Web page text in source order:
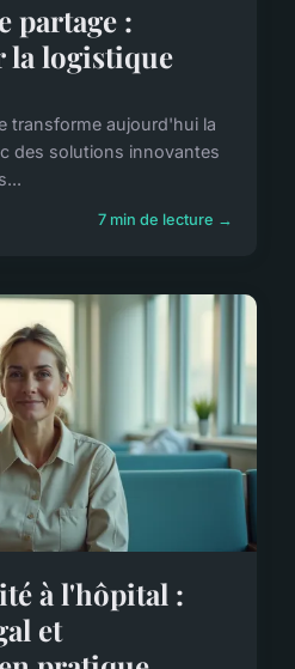
partage :
logistique
transforme aujourd'hui la
des solutions innovantes
7 min de lecture →
à l'hôpital :
et